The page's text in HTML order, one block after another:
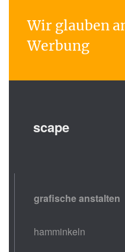
Wir glauben
Werbung
scape
grafische anstalten
hamminkeln